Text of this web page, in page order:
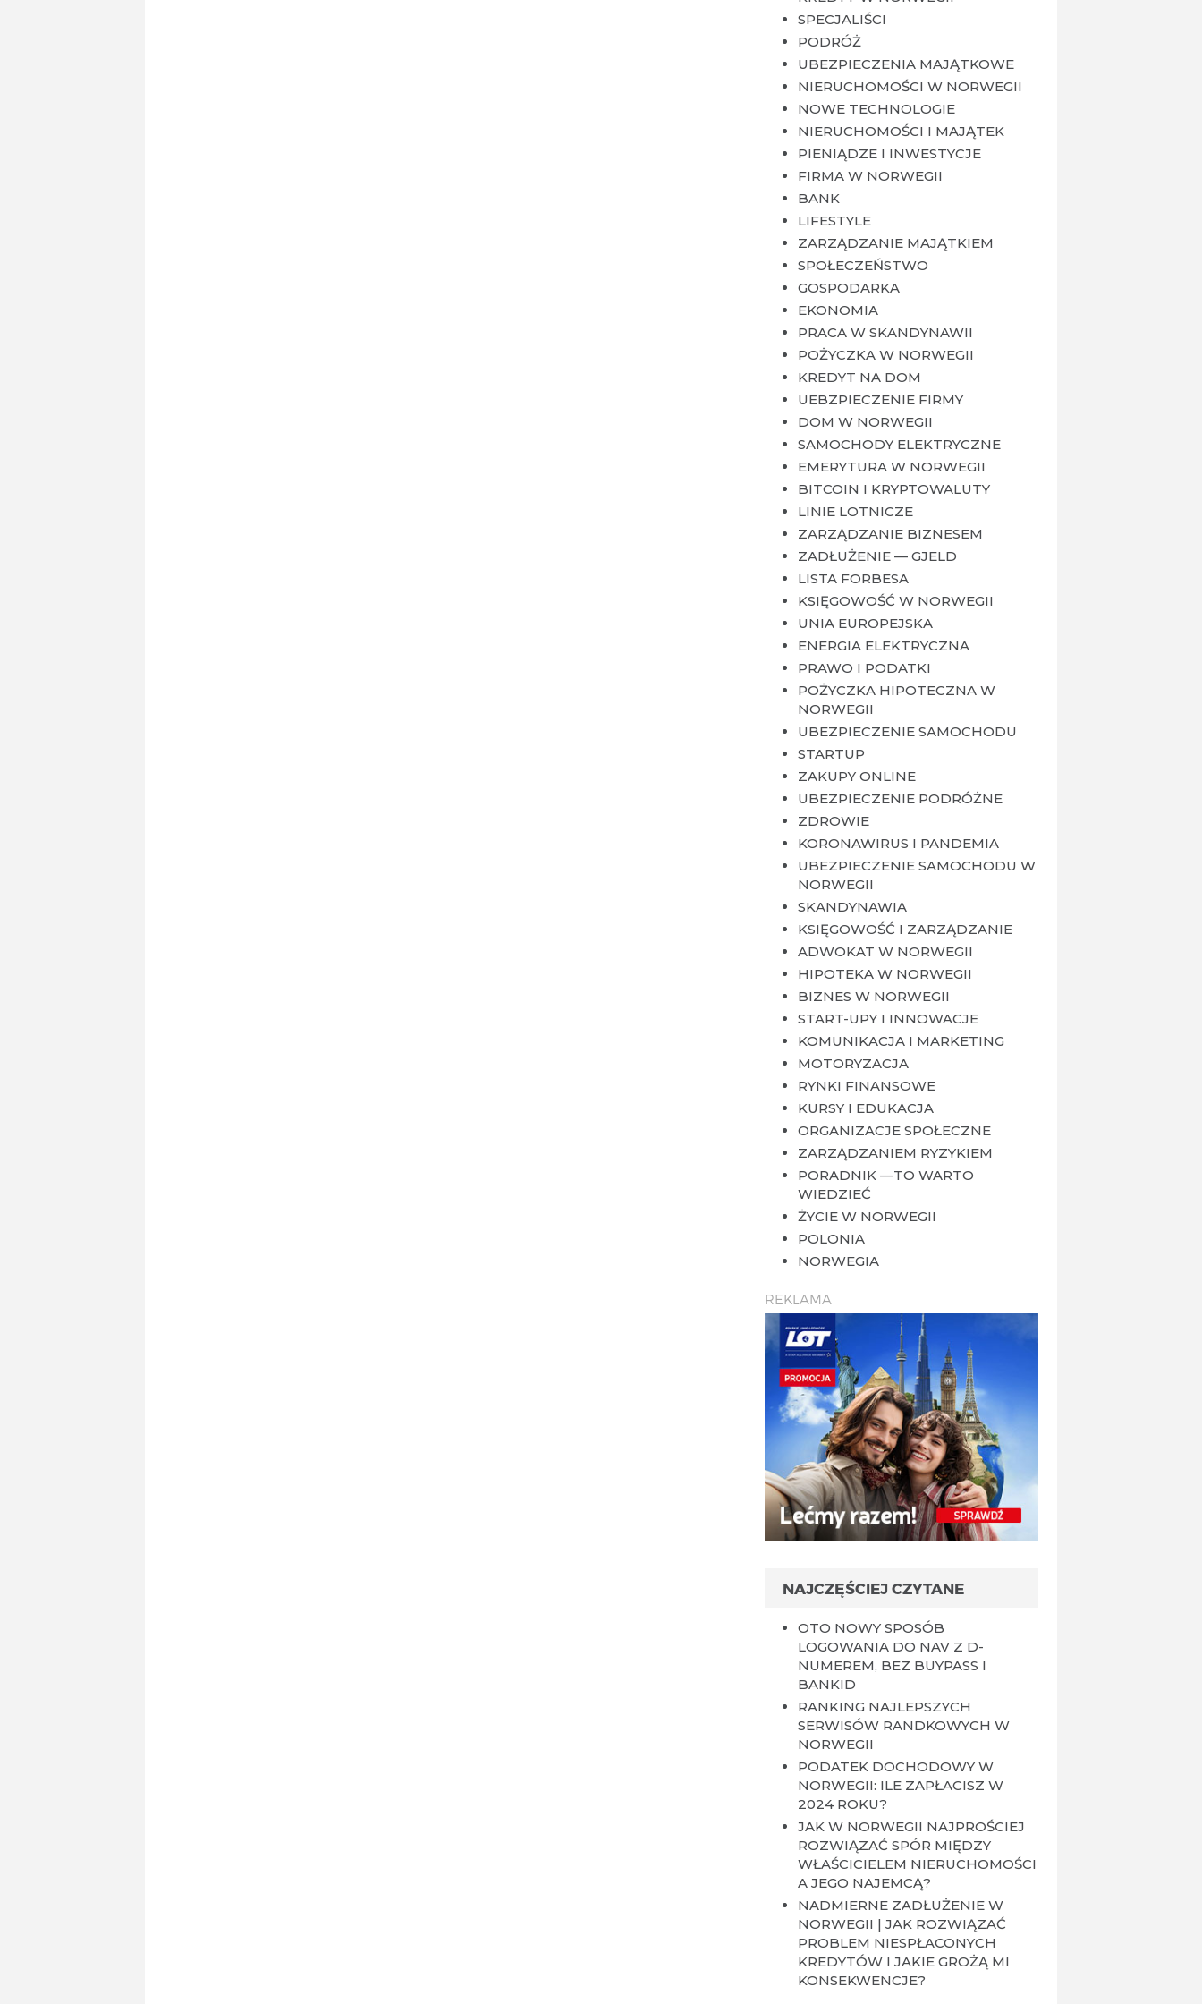
SPECJALIŚCI
PODRÓŻ
UBEZPIECZENIA MAJĄTKOWE
NIERUCHOMOŚCI W NORWEGII
NOWE TECHNOLOGIE
NIERUCHOMOŚCI I MAJĄTEK
PIENIĄDZE I INWESTYCJE
FIRMA W NORWEGII
BANK
LIFESTYLE
ZARZĄDZANIE MAJĄTKIEM
SPOŁECZEŃSTWO
GOSPODARKA
EKONOMIA
PRACA W SKANDYNAWII
POŻYCZKA W NORWEGII
KREDYT NA DOM
UEBZPIECZENIE FIRMY
DOM W NORWEGII
SAMOCHODY ELEKTRYCZNE
EMERYTURA W NORWEGII
BITCOIN I KRYPTOWALUTY
LINIE LOTNICZE
ZARZĄDZANIE BIZNESEM
ZADŁUŻENIE — GJELD
LISTA FORBESA
KSIĘGOWOŚĆ W NORWEGII
UNIA EUROPEJSKA
ENERGIA ELEKTRYCZNA
PRAWO I PODATKI
POŻYCZKA HIPOTECZNA W
NORWEGII
UBEZPIECZENIE SAMOCHODU
STARTUP
ZAKUPY ONLINE
UBEZPIECZENIE PODRÓŻNE
ZDROWIE
KORONAWIRUS I PANDEMIA
UBEZPIECZENIE SAMOCHODU W
NORWEGII
SKANDYNAWIA
KSIĘGOWOŚĆ I ZARZĄDZANIE
ADWOKAT W NORWEGII
HIPOTEKA W NORWEGII
BIZNES W NORWEGII
START-UPY I INNOWACJE
KOMUNIKACJA I MARKETING
MOTORYZACJA
RYNKI FINANSOWE
KURSY I EDUKACJA
ORGANIZACJE SPOŁECZNE
ZARZĄDZANIEM RYZYKIEM
PORADNIK —TO WARTO
WIEDZIEĆ
ŻYCIE W NORWEGII
POLONIA
NORWEGIA
REKLAMA
NAJCZĘŚCIEJ CZYTANE
OTO NOWY SPOSÓB
LOGOWANIA DO NAV Z D-
NUMEREM, BEZ BUYPASS I
BANKID
RANKING NAJLEPSZYCH
SERWISÓW RANDKOWYCH W
NORWEGII
PODATEK DOCHODOWY W
NORWEGII: ILE ZAPŁACISZ W
2024 ROKU?
JAK W NORWEGII NAJPROŚCIEJ
ROZWIĄZAĆ SPÓR MIĘDZY
WŁAŚCICIELEM NIERUCHOMOŚCI
A JEGO NAJEMCĄ?
NADMIERNE ZADŁUŻENIE W
NORWEGII | JAK ROZWIĄZAĆ
PROBLEM NIESPŁACONYCH
KREDYTÓW I JAKIE GROŻĄ MI
KONSEKWENCJE?